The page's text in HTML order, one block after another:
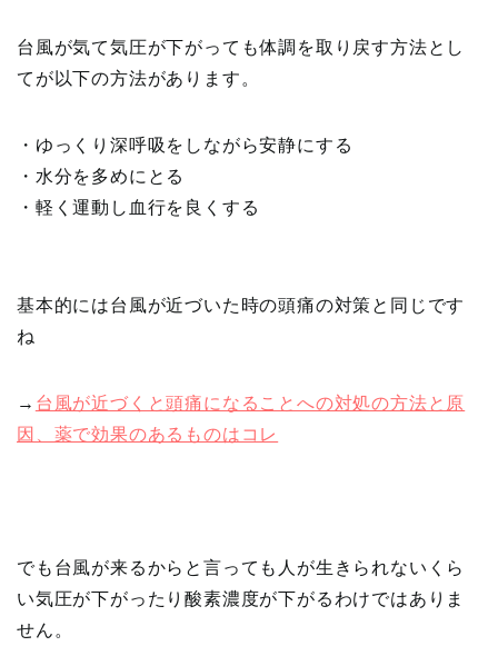
台風が気て気圧が下がっても体調を取り戻す方法とし
てが以下の方法があります。
・ゆっくり深呼吸をしながら安静にする
・水分を多めにとる
・軽く運動し血行を良くする
基本的には台風が近づいた時の頭痛の対策と同じです
ね
→ 台風が近づくと頭痛になることへの対処の方法と原
因、薬で効果のあるものはコレ
でも台風が来るからと言っても人が生きられないくら
い気圧が下がったり酸素濃度が下がるわけではありま
せん。